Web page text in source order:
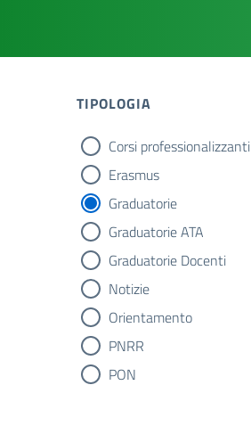
TIPOLOGIA
tipologia di articoli
Corsi professionalizzanti
Erasmus
Graduatorie
Graduatorie ATA
Graduatorie Docenti
Notizie
Orientamento
PNRR
PON